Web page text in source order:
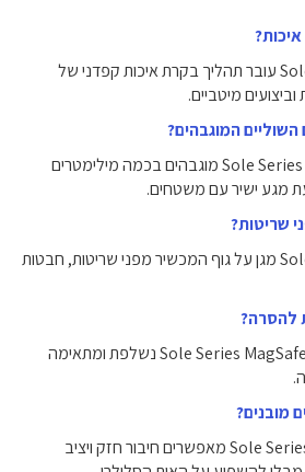
כן, כיסוי Sole Series MagSafe עובר תהליך בקרת איכות קפדני של
המוגבהים?
השוליים של כיסוי Sole Series MagSafe מוגבהים בכמה מילימטרים
מגע ישיר עם משטחים.
שריטות?
כן, כיסוי Sole Series MagSafe מגן על גוף המכשיר מפני שריטות, חבטות
להסרה?
כן, לולאת הרצועה של כיסוי Sole Series MagSafe נשלפת ומתאימה
מובנים?
המגנטים בכיסוי Sole Series MagSafe מאפשרים חיבור חזק ויציב